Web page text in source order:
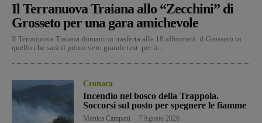
Il Terranuova Traiana allo “Zecchini” di
Grosseto per una gara amichevole
Il Terranuova Traiana domani in trasferta alle 18 affronterà il Grosseto in
quello che sarà il primo vero grande test per ii...
Cronaca
Incendio nel bosco della Trappola.
Soccorsi sul posto per spegnere le fiamme
Monica Campani 7 Agosto 2026